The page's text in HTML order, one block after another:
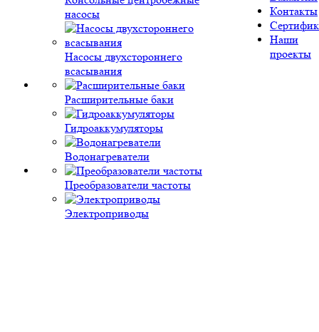
насосы
Насосы двухстороннего
всасывания
Расширительные баки
Гидроаккумуляторы
Водонагреватели
Преобразователи частоты
Электроприводы
Контакты
Наши
проекты